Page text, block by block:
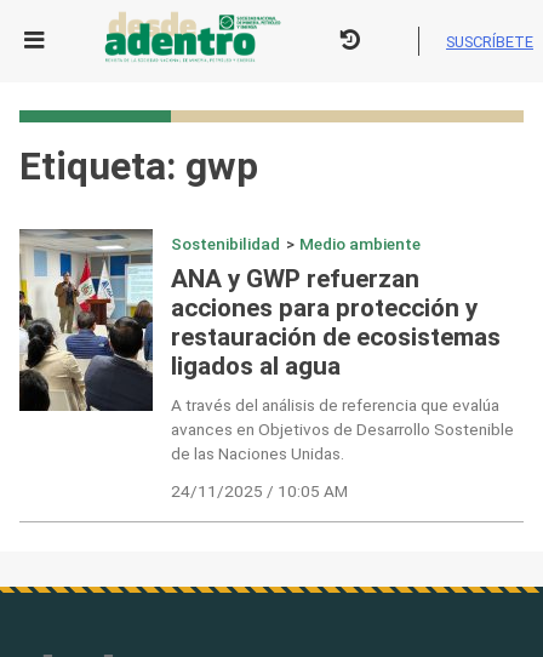
SUSCRÍBETE
Etiqueta: gwp
Sostenibilidad > Medio ambiente
ANA y GWP refuerzan
acciones para protección y
restauración de ecosistemas
ligados al agua
A través del análisis de referencia que evalúa
avances en Objetivos de Desarrollo Sostenible
de las Naciones Unidas.
24/11/2025 / 10:05 AM